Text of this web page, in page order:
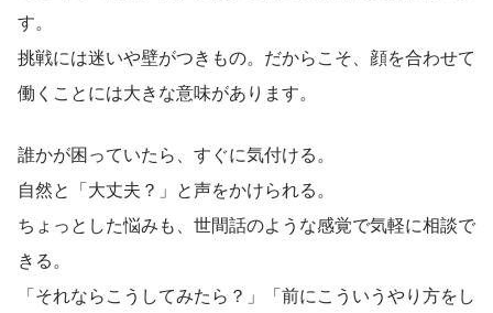
す。
挑戦には迷いや壁がつきもの。だからこそ、顔を合わせて
働くことには大きな意味があります。
誰かが困っていたら、すぐに気付ける。
自然と「大丈夫？」と声をかけられる。
ちょっとした悩みも、世間話のような感覚で気軽に相談で
きる。
「それならこうしてみたら？」「前にこういうやり方をし